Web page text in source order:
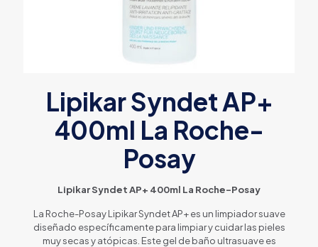
Lipikar Syndet AP+
400ml La Roche-
Posay
Lipikar Syndet AP+ 400ml La Roche-Posay
La Roche-Posay Lipikar Syndet AP+ es un limpiador suave
diseñado específicamente para limpiar y cuidar las pieles
muy secas y atópicas. Este gel de baño ultrasuave es